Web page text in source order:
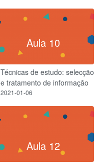
Aula 10
Técnicas de estudo: selecção
e tratamento de informação
2021-01-06
Aula 12